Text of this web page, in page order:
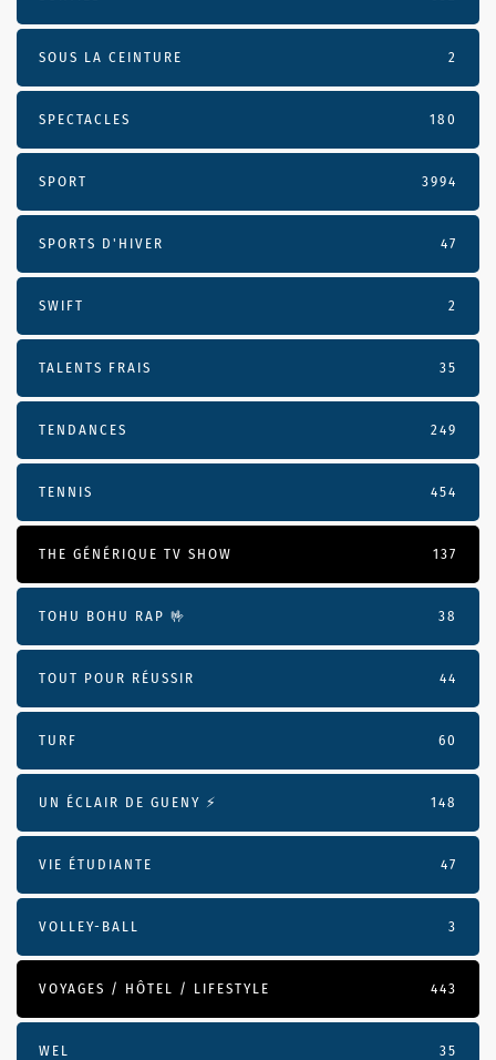
SOUS LA CEINTURE 2
SPECTACLES 180
SPORT 3994
SPORTS D'HIVER 47
SWIFT 2
TALENTS FRAIS 35
TENDANCES 249
TENNIS 454
THE GÉNÉRIQUE TV SHOW 137
TOHU BOHU RAP 🤟 38
TOUT POUR RÉUSSIR 44
TURF 60
UN ÉCLAIR DE GUENY ⚡️ 148
VIE ÉTUDIANTE 47
VOLLEY-BALL 3
VOYAGES / HÔTEL / LIFESTYLE 443
WEL 35